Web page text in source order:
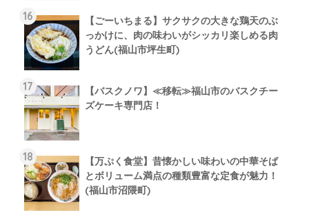
【ごーいちまる】サクサクの大きな鶏天のぶ
っかけに、肉の味わいがシッカリ楽しめる肉
うどん(福山市坪生町)
【バスクノワ】≪移転≫福山市のバスクチー
ズケーキ専門店！
【万ぷく食堂】昔懐かしい味わいの中華そば
とボリューム満点の種類豊富な定食が魅力！
(福山市沼隈町)